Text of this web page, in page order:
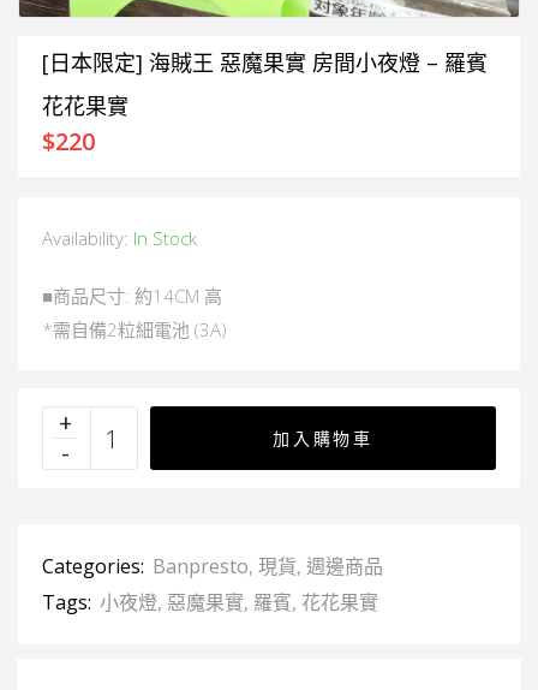
[日本限定] 海賊王 惡魔果實 房間小夜燈 – 羅賓
花花果實
$220
Availability: In Stock
■商品尺寸: 約14CM 高
*需自備2粒細電池 (3A)
加入購物車
Categories: Banpresto, 現貨, 週邊商品
Tags: 小夜燈, 惡魔果實, 羅賓, 花花果實